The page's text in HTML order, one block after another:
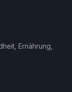
Ernährung,